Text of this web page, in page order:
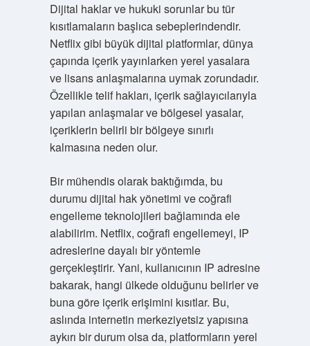
Dijital haklar ve hukuki sorunlar bu tür
kısıtlamaların başlıca sebeplerindendir.
Netflix gibi büyük dijital platformlar, dünya
çapında içerik yayınlarken yerel yasalara
ve lisans anlaşmalarına uymak zorundadır.
Özellikle telif hakları, içerik sağlayıcılarıyla
yapılan anlaşmalar ve bölgesel yasalar,
içeriklerin belirli bir bölgeye sınırlı
kalmasına neden olur.
Bir mühendis olarak baktığımda, bu
durumu dijital hak yönetimi ve coğrafi
engelleme teknolojileri bağlamında ele
alabilirim. Netflix, coğrafi engellemeyi, IP
adreslerine dayalı bir yöntemle
gerçekleştirir. Yani, kullanıcının IP adresine
bakarak, hangi ülkede olduğunu belirler ve
buna göre içerik erişimini kısıtlar. Bu,
aslında internetin merkeziyetsiz yapısına
aykırı bir durum olsa da, platformların yerel